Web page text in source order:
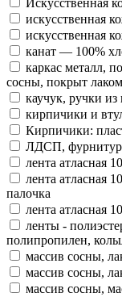
Искусственная
искусственная
искусственная
канат — 100%
каркас металл,
сосны, покрыт
каучук, ручки из
кирпичики и
Кирпичики:
ЛДСП,
лента атласная
лента атласная
палочка
лента атласная
ленты -
полипропилен,
массив сосны,
массив сосны,
массив сосны,